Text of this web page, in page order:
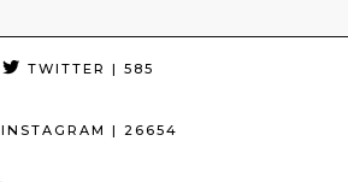
TWITTER | 585
INSTAGRAM | 26654